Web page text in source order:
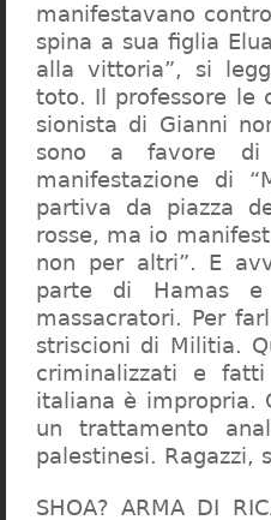
manifestavano
spina a sua figlia
alla vittoria”, si
toto. Il professore le
sionista di Gianni
sono a favore di
manifestazione di
partiva da piazza
rosse, ma io
non per altri”. E
parte di Hamas
massacratori. Per
striscioni di Militia.
criminalizzati e
italiana è impropria.
un trattamento
palestinesi. Ragazzi,
SHOA? ARMA DI